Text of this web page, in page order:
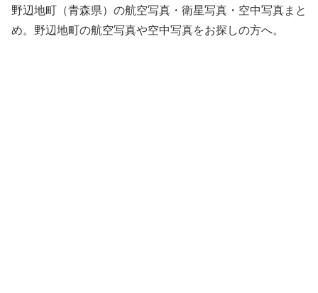
野辺地町（青森県）の航空写真・衛星写真・空中写真まと
め。野辺地町の航空写真や空中写真をお探しの方へ。